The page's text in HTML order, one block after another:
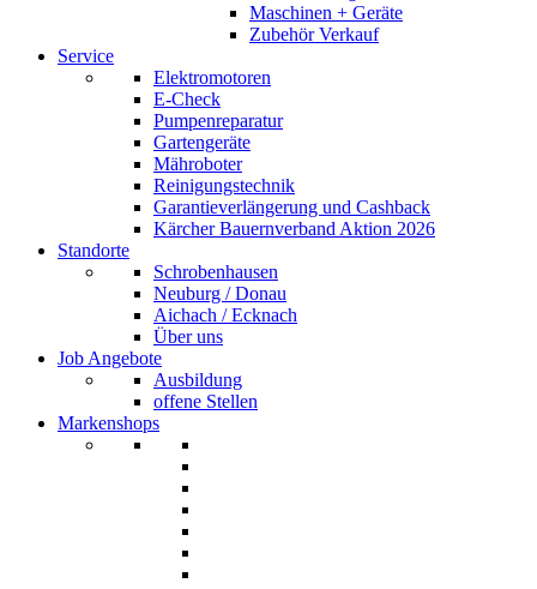
Maschinen + Geräte
Zubehör Verkauf
Service
Elektromotoren
E-Check
Pumpenreparatur
Gartengeräte
Mähroboter
Reinigungstechnik
Garantieverlängerung und Cashback
Kärcher Bauernverband Aktion 2026
Standorte
Schrobenhausen
Neuburg / Donau
Aichach / Ecknach
Über uns
Job Angebote
Ausbildung
offene Stellen
Markenshops